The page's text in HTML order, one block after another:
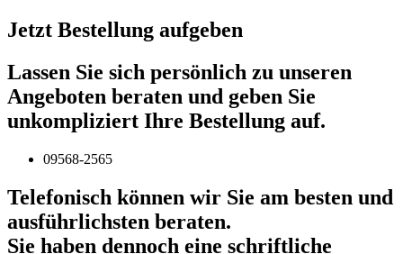
Jetzt Bestellung aufgeben
Lassen Sie sich persönlich zu unseren
Angeboten beraten und geben Sie
unkompliziert Ihre Bestellung auf.
09568-2565
Telefonisch können wir Sie am besten und
ausführlichsten beraten.
Sie haben dennoch eine schriftliche